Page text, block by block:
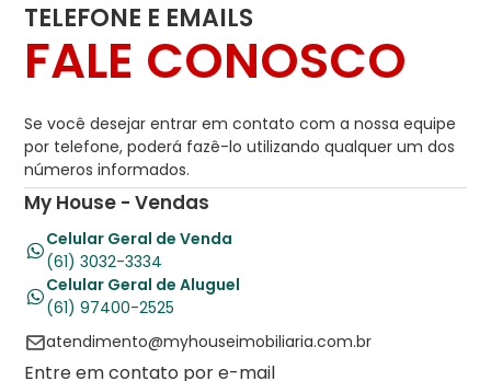
TELEFONE E EMAILS
FALE CONOSCO
Se você desejar entrar em contato com a nossa equipe
por telefone, poderá fazê-lo utilizando qualquer um dos
números informados.
My House - Vendas
Celular Geral de Venda
(61) 3032-3334
Celular Geral de Aluguel
(61) 97400-2525
atendimento@myhouseimobiliaria.com.br
Entre em contato por e-mail